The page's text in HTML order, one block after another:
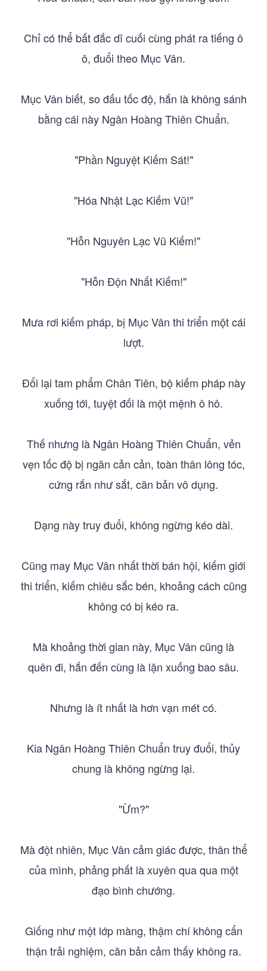
Chỉ có thể bất đắc dĩ cuối cùng phát ra tiếng ô
ô, đuổi theo Mục Vân.
Mục Vân biết, so đấu tốc độ, hắn là không sánh
bằng cái này Ngân Hoàng Thiên Chuẩn.
"Phần Nguyệt Kiếm Sát!"
"Hóa Nhật Lạc Kiếm Vũ!"
"Hỗn Nguyên Lạc Vũ Kiếm!"
"Hỗn Độn Nhất Kiếm!"
Mưa rơi kiếm pháp, bị Mục Vân thi triển một cái
lượt.
Đổi lại tam phẩm Chân Tiên, bộ kiếm pháp này
xuống tới, tuyệt đối là một mệnh ô hô.
Thế nhưng là Ngân Hoàng Thiên Chuẩn, vẻn
vẹn tốc độ bị ngăn cản cản, toàn thân lông tóc,
cứng rắn như sắt, căn bản vô dụng.
Dạng này truy đuổi, không ngừng kéo dài.
Cũng may Mục Vân nhất thời bán hội, kiếm giới
thi triển, kiếm chiêu sắc bén, khoảng cách cũng
không có bị kéo ra.
Mà khoảng thời gian này, Mục Vân cũng là
quên đi, hắn đến cùng là lặn xuống bao sâu.
Nhưng là ít nhất là hơn vạn mét có.
Kia Ngân Hoàng Thiên Chuẩn truy đuổi, thủy
chung là không ngừng lại.
"Ừm?"
Mà đột nhiên, Mục Vân cảm giác được, thân thể
của mình, phảng phất là xuyên qua qua một
đạo bình chướng.
Giống như một lớp màng, thậm chí không cẩn
thận trải nghiệm, căn bản cảm thấy không ra.